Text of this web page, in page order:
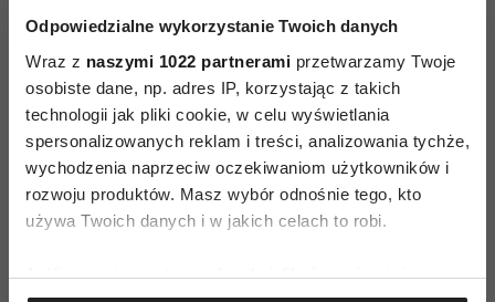
Odpowiedzialne wykorzystanie Twoich danych
Wraz z naszymi 1022 partnerami przetwarzamy Twoje
osobiste dane, np. adres IP, korzystając z takich
technologii jak pliki cookie, w celu wyświetlania
spersonalizowanych reklam i treści, analizowania tychże,
wychodzenia naprzeciw oczekiwaniom użytkowników i
rozwoju produktów. Masz wybór odnośnie tego, kto
używa Twoich danych i w jakich celach to robi.
Jeśli wyrazisz na to zgodę, chcielibyśmy również:
Wybaczyła pani?
Jestem chrześcijanką, więc powinnam wybaczyć.
Ale mam z tym kłopot. Zachowałam pamięć i ona,
proszę pana, nie umie wybaczyć. Nie ma powodu,
żeby ludzie zabijali. Nie rozumiem tego. Nie
akceptuję, że ktoś uważa siebie za Boga i może
odebrać innemu życie.
Kiedy dowiedziała się pani, co się stało?